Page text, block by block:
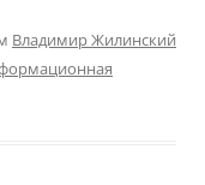
Владимир Жилинский